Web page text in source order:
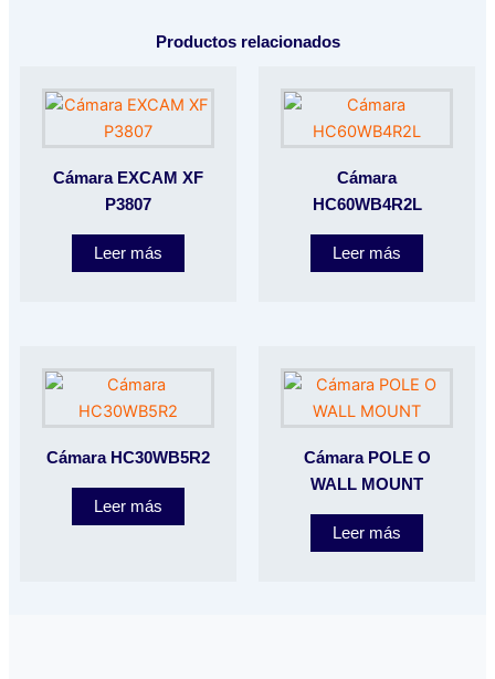
Productos relacionados
Cámara EXCAM XF
P3807
Leer más
Cámara
HC60WB4R2L
Leer más
Cámara HC30WB5R2
Leer más
Cámara POLE O
WALL MOUNT
Leer más